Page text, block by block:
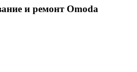
и ремонт Omoda